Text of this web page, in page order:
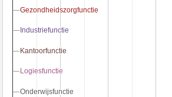
Gezondheidszorgfunctie
Gezondheidszorgfunctie
Industriefunctie
Industriefunctie
Kantoorfunctie
Kantoorfunctie
Logiesfunctie
Logiesfunctie
Onderwijsfunctie
Onderwijsfunctie